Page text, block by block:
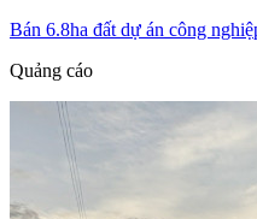
Bán 6.8ha đất dự án công
Quảng cáo